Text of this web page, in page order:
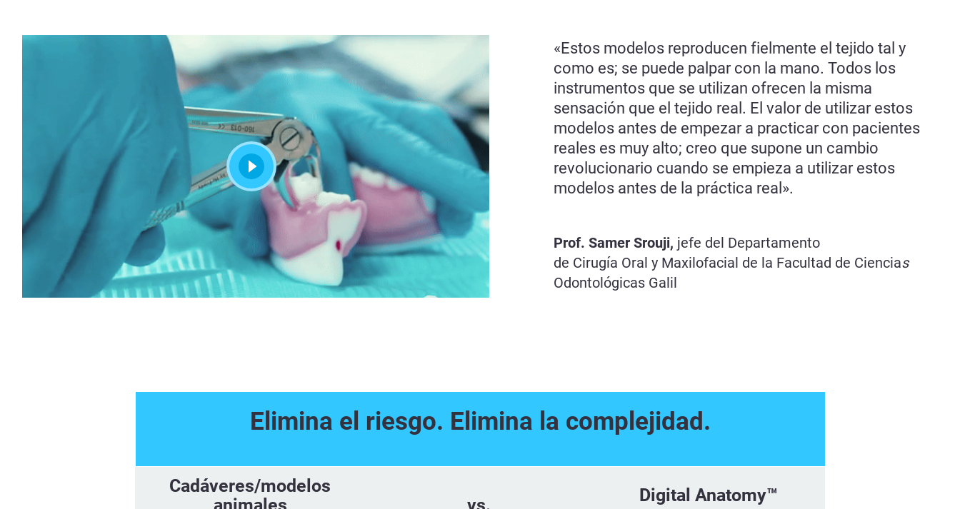
«Estos modelos reproducen fielmente el tejido tal y
como es; se puede palpar con la mano. Todos los
instrumentos que se utilizan ofrecen la misma
sensación que el tejido real. El valor de utilizar estos
modelos antes de empezar a practicar con pacientes
reales es muy alto; creo que supone un cambio
revolucionario cuando se empieza a utilizar estos
modelos antes de la práctica real».
Prof. Samer Srouji, jefe del Departamento
de Cirugía Oral y Maxilofacial de la Facultad de Ciencias
Odontológicas Galil
Elimina el riesgo. Elimina la complejidad.
Cadáveres/modelos
Digital Anatomy™